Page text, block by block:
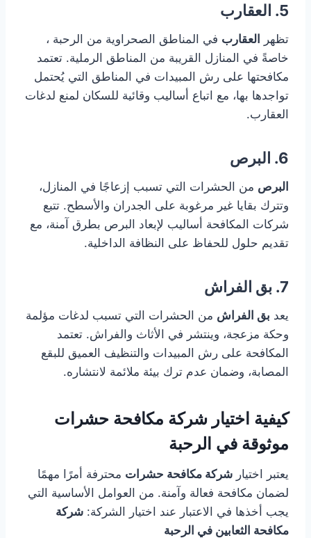
5. العقارب
تظهر العقارب في المناطق الصحراوية من الرحبة ،
خاصةً في المنازل القريبة من المناطق الرملية. تعتمد
مكافحتها على رش المبيدات في المناطق التي يُحتمل
تواجدها بها، مع اتباع أساليب وقائية للسكان لمنع لدغات
العقارب.
6. البرص
البرص من الحشرات التي تسبب إزعاجًا في المنازل،
وتترك بقايا غير مرغوبة على الجدران والأسطح. تتبع
شركات المكافحة أساليب لإبعاد البرص بطرق آمنة، مع
تقديم حلول للحفاظ على النظافة الداخلية.
7. بق الفراش
يعد بق الفراش من الحشرات التي تسبب لدغات مؤلمة
وحكة مزعجة، وينتشر في الأثاث والفراش. تعتمد
المكافحة على رش المبيدات والتنظيف العميق للبقع
المصابة، وضمان عدم ترك بيئة ملائمة لانتشاره.
كيفية اختيار شركة مكافحة حشرات
موثوقة في الرحبة
يعتبر اختيار شركة مكافحة حشرات محترفة أمرًا مهمًا
لضمان مكافحة فعالة وآمنة. من العوامل الأساسية التي
يجب أخذها في الاعتبار عند اختيار الشركة: شركة
مكافحة الثعابين في الرحبة